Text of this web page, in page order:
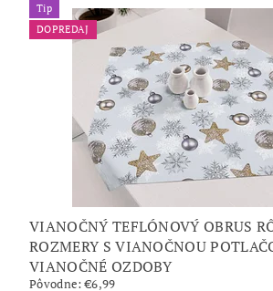
Tip
DOPREDAJ
VIANOČNÝ TEFLÓNOVÝ OBRUS
ROZMERY S VIANOČNOU
VIANOČNÉ OZDOBY
Pôvodne:€6,99